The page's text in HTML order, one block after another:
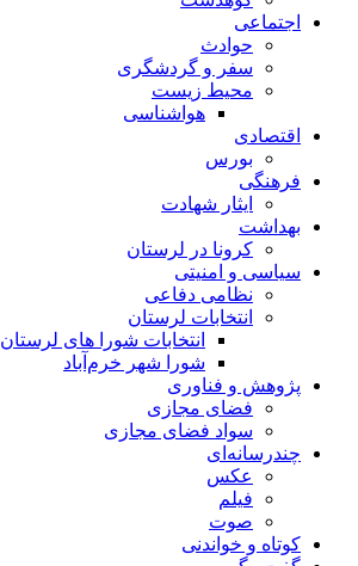
اجتماعی
حوادث
سفر و گردشگری
محیط زیست
هواشناسی
اقتصادی
بورس
فرهنگی
ایثار شهادت
بهداشت
کرونا در لرستان
سیاسی و امنیتی
نظامی دفاعی
انتخابات لرستان
انتخابات شورا های لرستان
شورا شهر خرم‌آباد
پژوهش و فناوری
فضای مجازی
سواد فضای مجازی
چندرسانه‌ای
عكس
فیلم
صوت
کوتاه و خواندنی